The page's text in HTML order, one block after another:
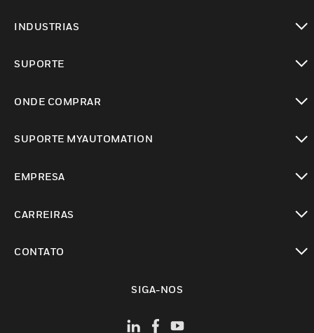
INDUSTRIAS
SUPORTE
ONDE COMPRAR
SUPORTE MYAUTOMATION
EMPRESA
CARREIRAS
CONTATO
SIGA-NOS